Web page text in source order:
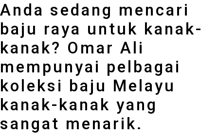
Anda sedang mencari
baju raya untuk kanak-
kanak? Omar Ali
mempunyai pelbagai
koleksi baju Melayu
kanak-kanak yang
sangat menarik.